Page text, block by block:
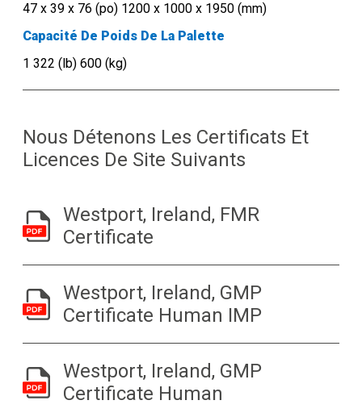
47 x 39 x 76 (po) 1200 x 1000 x 1950 (mm)
Capacité De Poids De La Palette
1 322 (lb) 600 (kg)
Nous Détenons Les Certificats Et
Licences De Site Suivants
Westport, Ireland, FMR
Certificate
Westport, Ireland, GMP
Certificate Human IMP
Westport, Ireland, GMP
Certificate Human